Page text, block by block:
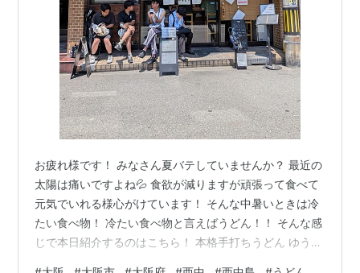
お疲れ様です！ みなさん夏バテしていませんか？ 最近の
太陽は痛いですよね💦 食欲が減りますが頑張って食べて
元気でいれる様心がけています！ そんな中暑いときは冷
たい食べ物！ 冷たい食べ物と言えばうどん！！ そんな感
じで本日紹介するのはこちら！ 本格手打ちうどん ゆうす